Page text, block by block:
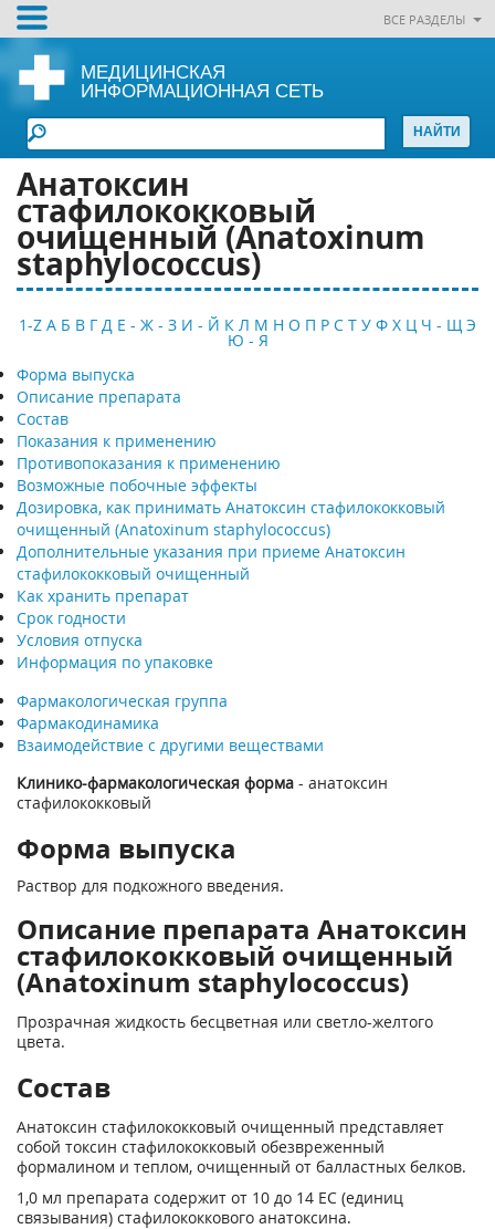
ВСЕ РАЗДЕЛЫ
МЕДИЦИНСКАЯ
ИНФОРМАЦИОННАЯ СЕТЬ
Анатоксин
стафилококковый
очищенный (Anatoxinum
staphylococcus)
1-Z А Б В Г Д Е - Ж - З И - Й К Л М Н О П Р С Т У Ф Х Ц Ч - Щ Э
Ю - Я
Форма выпуска
Описание препарата
Состав
Показания к применению
Противопоказания к применению
Возможные побочные эффекты
Дозировка, как принимать Анатоксин стафилококковый
очищенный (Anatoxinum staphylococcus)
Дополнительные указания при приеме Анатоксин
стафилококковый очищенный
Как хранить препарат
Срок годности
Условия отпуска
Информация по упаковке
Фармакологическая группа
Фармакодинамика
Взаимодействие с другими веществами
Клинико-фармакологическая форма - анатоксин
стафилококковый
Форма выпуска
Раствор для подкожного введения.
Описание препарата Анатоксин
стафилококковый очищенный
(Anatoxinum staphylococcus)
Прозрачная жидкость бесцветная или светло-желтого
цвета.
Состав
Анатоксин стафилококковый очищенный представляет
собой токсин стафилококковый обезвреженный
формалином и теплом, очищенный от балластных белков.
1,0 мл препарата содержит от 10 до 14 ЕС (единиц
связывания) стафи­лококкового анатоксина.